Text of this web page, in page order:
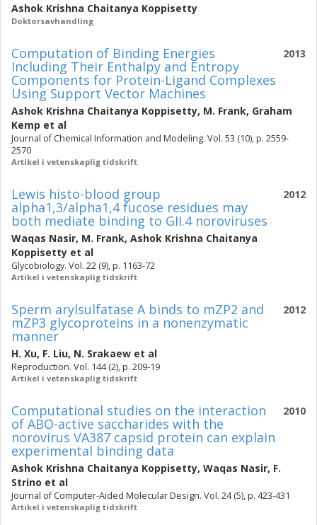
Ashok Krishna Chaitanya Koppisetty
Doktorsavhandling
2013
Computation of Binding Energies
Including Their Enthalpy and Entropy
Components for Protein-Ligand Complexes
Using Support Vector Machines
Ashok Krishna Chaitanya Koppisetty, M. Frank, Graham
Kemp et al
Journal of Chemical Information and Modeling. Vol. 53 (10), p. 2559-
2570
Artikel i vetenskaplig tidskrift
2012
Lewis histo-blood group
alpha1,3/alpha1,4 fucose residues may
both mediate binding to GII.4 noroviruses
Waqas Nasir, M. Frank, Ashok Krishna Chaitanya
Koppisetty et al
Glycobiology. Vol. 22 (9), p. 1163-72
Artikel i vetenskaplig tidskrift
2012
Sperm arylsulfatase A binds to mZP2 and
mZP3 glycoproteins in a nonenzymatic
manner
H. Xu, F. Liu, N. Srakaew et al
Reproduction. Vol. 144 (2), p. 209-19
Artikel i vetenskaplig tidskrift
2010
Computational studies on the interaction
of ABO-active saccharides with the
norovirus VA387 capsid protein can explain
experimental binding data
Ashok Krishna Chaitanya Koppisetty, Waqas Nasir, F.
Strino et al
Journal of Computer-Aided Molecular Design. Vol. 24 (5), p. 423-431
Artikel i vetenskaplig tidskrift